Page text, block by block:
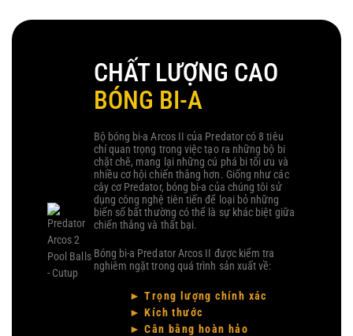
CHẤT LƯỢNG CAO
BÓNG BI-A
Bộ bóng bi-a Arcos II của Predator có 8 tiêu
chí quan trọng trong việc tạo ra những bộ bi
chặt chẽ, mang lại những cú phá bi tối ưu và
nhiều cơ hội chiến thắng hơn. Giống như các
cây cơ Predator, bóng bi-a của chúng tôi sử
dụng công nghệ tiên tiến để loại bỏ những
biến số bất thường có thể là sự khác biệt giữa
chiến thắng và thất bại.
Bóng bi-a Predator Arcos II được kiểm tra
nghiêm ngặt trong quá trình sản xuất về:
► Trọng lượng chính xác
► Kích thước
► Cân bằng hoàn hảo